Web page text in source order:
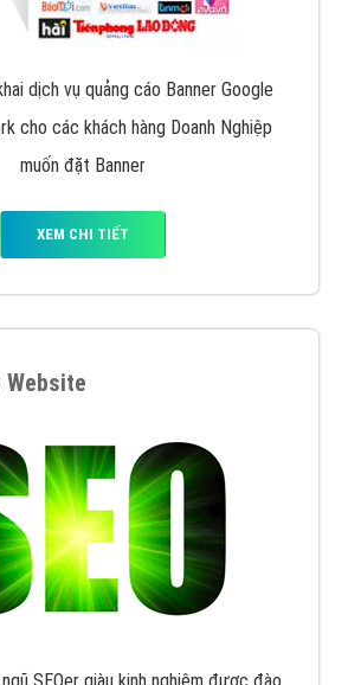
dịch vụ quảng cáo Banner Google
cho các khách hàng Doanh Nghiệp
muốn đặt Banner
XEM CHI TIẾT
Website